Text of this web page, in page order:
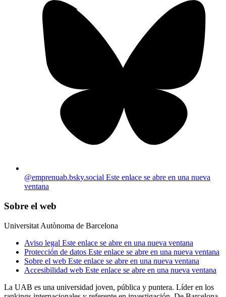
@emprenuab.bsky.social Este enlace se abre en una nueva
ventana
Sobre el web
Universitat Autònoma de Barcelona
Aviso legal Este enlace se abre en una nueva ventana
Protección de datos Este enlace se abre en una nueva ventana
Sobre el web Este enlace se abre en una nueva ventana
Accesibilidad web Este enlace se abre en una nueva ventana
La UAB es una universidad joven, pública y puntera. Líder en los